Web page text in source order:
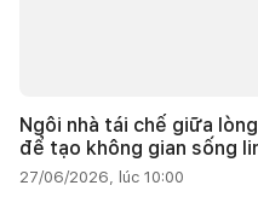
Ngôi nhà tái chế giữa
để tạo không gian sống
27/06/2026, lúc 10:00